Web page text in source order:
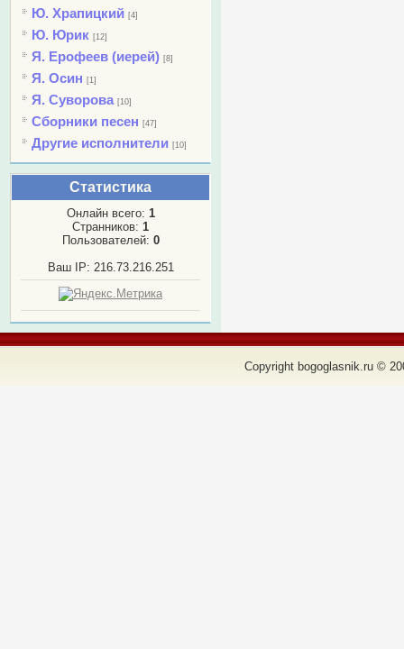
Ю. Храпицкий [4]
Ю. Юрик [12]
Я. Ерофеев (иерей) [8]
Я. Осин [1]
Я. Суворова [10]
Сборники песен [47]
Другие исполнители [10]
Статистика
Онлайн всего: 1
Странников: 1
Пользователей: 0
Ваш IP: 216.73.216.251
Copyright bogoglasnik.ru ©